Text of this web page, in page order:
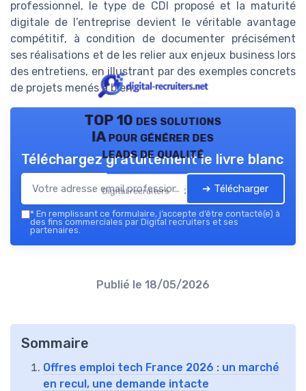
professionnel, le type de CDI proposé et la maturité
digitale de l’entreprise devient le véritable avantage
compétitif, à condition de documenter précisément
ses réalisations et de les relier aux enjeux business lors
des entretiens, en illustrant par des exemples concrets
de projets menés à bien.
TOP 10 des solutions
IA pour générer des
leads de qualité
Digital recruiters — 2026
Téléchargez gratuitement le livre blanc
➔ Télécharger
* En remplissant ce formulaire, j’accepte d’être contacté(e) à
des fins commerciales par Digital recruiters et ses
partenaires.
Publié le 18/05/2026
Sommaire
Offres emploi tech France 2026 : un marché
en recul, une demande intacte